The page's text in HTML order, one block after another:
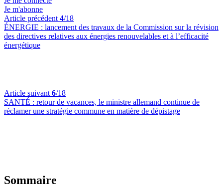
Je m'abonne
Article précédent 4/18
ÉNERGIE : lancement des travaux de la Commission sur la révision
des directives relatives aux énergies renouvelables et à l’efficacité
énergétique
Article suivant 6/18
SANTÉ : retour de vacances, le ministre allemand continue de
réclamer une stratégie commune en matière de dépistage
Sommaire